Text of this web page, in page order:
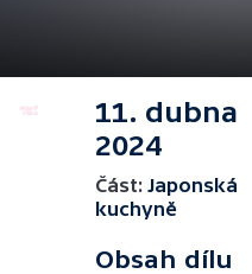
11. dubna
2024
Část: Japonská
kuchyně
Obsah dílu